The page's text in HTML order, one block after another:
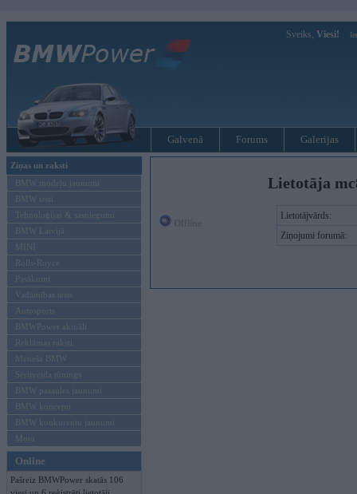
Sveiks, Viesi!
Galvenā Forums Galerijas
Ziņas un raksti
BMW modeļu jaunumi
BMW testi
Tehnoloģijas & sasniegumi
BMW Latvijā
MINI
Rolls-Royce
Pasākumi
Vadāmības tests
Autosports
BMWPower aktuāli
Reklāmas raksti
Mēneša BMW
Sērijveida tūnings
BMW pasaules jaunumi
BMW koncepti
BMW konkurentu jaunumi
Moto
Online
Pašreiz BMWPower skatās 106
Lietotāja
Lietotājvārds:
Ziņojumi forumā: